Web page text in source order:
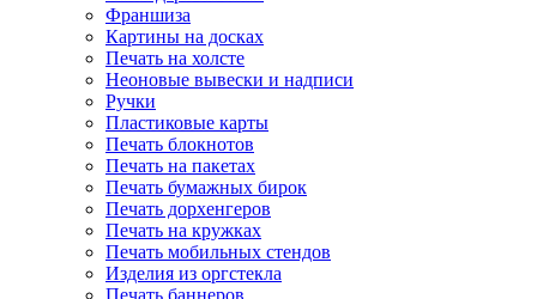
Франшиза
Картины на досках
Печать на холсте
Неоновые вывески и надписи
Ручки
Пластиковые карты
Печать блокнотов
Печать на пакетах
Печать бумажных бирок
Печать дорхенгеров
Печать на кружках
Печать мобильных стендов
Изделия из оргстекла
Печать баннеров